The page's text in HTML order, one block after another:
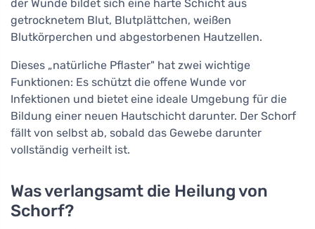
der Wunde bildet sich eine harte Schicht aus
getrocknetem Blut, Blutplättchen, weißen
Blutkörperchen und abgestorbenen Hautzellen.
Dieses „natürliche Pflaster" hat zwei wichtige
Funktionen: Es schützt die offene Wunde vor
Infektionen und bietet eine ideale Umgebung für die
Bildung einer neuen Hautschicht darunter. Der Schorf
fällt von selbst ab, sobald das Gewebe darunter
vollständig verheilt ist.
Was verlangsamt die Heilung von
Schorf?